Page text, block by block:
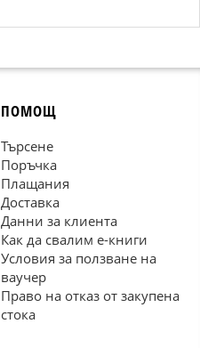
ПОМОЩ
Търсене
Поръчка
Плащания
Доставка
Данни за клиента
Как да свалим е-книги
Условия за ползване на
ваучер
Право на отказ от закупена
стока